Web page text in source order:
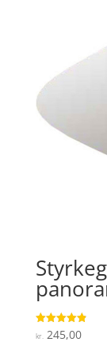
Vurderet
4.9
kr.245,00